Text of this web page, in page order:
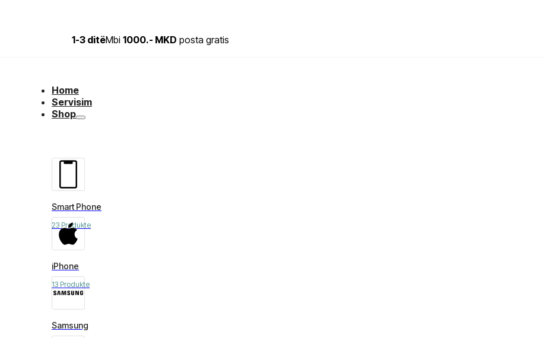
1-3 ditëMbi 1000.- MKD posta gratis
Home
Servisim
Shop
Smart Phone
23 Produkte
iPhone
13 Produkte
Samsung